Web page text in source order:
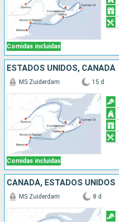
Comidas incluidas
ESTADOS UNIDOS, CANADÁ
Comidas incluidas
MS Zuiderdam 15 d
CANADÁ, ESTADOS UNIDOS
MS Zuiderdam 8 d